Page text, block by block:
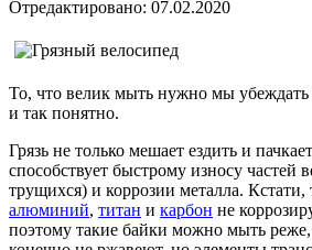
Отредактировано: 07.02.2020
То, что велик мыть нужно мы убеждать
и так понятно.
Грязь не только мешает ездить и
способствует быстрому износу частей
трущихся) и коррозии металла. Кстати,
алюминий, титан и карбон не
поэтому такие байки можно мыть